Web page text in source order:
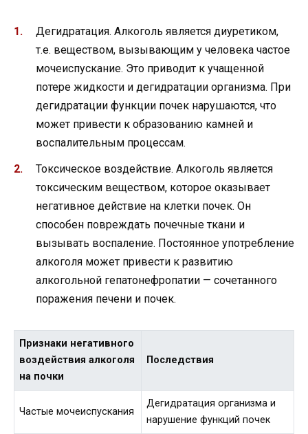
Дегидратация. Алкоголь является диуретиком,
т.е. веществом, вызывающим у человека частое
мочеиспускание. Это приводит к учащенной
потере жидкости и дегидратации организма. При
дегидратации функции почек нарушаются, что
может привести к образованию камней и
воспалительным процессам.
Токсическое воздействие. Алкоголь является
токсическим веществом, которое оказывает
негативное действие на клетки почек. Он
способен повреждать почечные ткани и
вызывать воспаление. Постоянное употребление
алкоголя может привести к развитию
алкогольной гепатонефропатии — сочетанного
поражения печени и почек.
Признаки негативного
воздействия алкоголя
на почки
Последствия
Частые мочеиспускания
Дегидратация организма и
нарушение функций почек